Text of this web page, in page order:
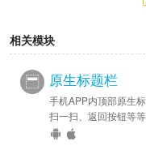
相关模块
原生标题栏
手机APP内顶部原生
扫一扫、返回按钮等等